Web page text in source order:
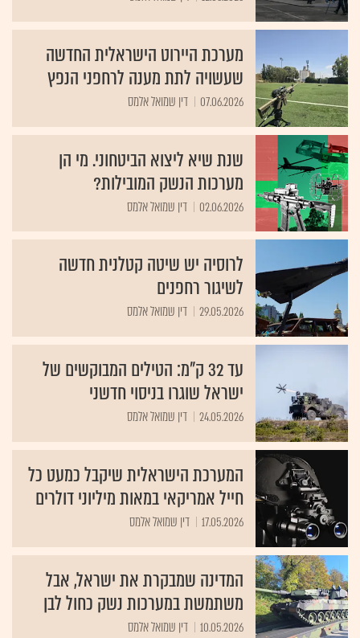
מערכת היירוט הישראלית החדשה
שעשויה לתת מענה לרחפני הנפץ
07.06.2026 דין שמואל אלמס
שנת שיא ליצוא הביטחוני. מי הן
מערכות הנשק המובילות?
02.06.2026 דין שמואל אלמס
לרוסיה יש שיטה קטלנית חדשה
לשיגור רחפנים
29.05.2026 דין שמואל אלמס
עד 32 ק"מ: הטילים המבוקשים של
ישראל שוגרו בניסוי חדשני
24.05.2026 דין שמואל אלמס
המערכת הישראלית שיקבל כמעט כל
חייל אמריקאי במאות מיליוני דולרים
17.05.2026 דין שמואל אלמס
המדינה שמבקרת את ישראל, אבל
משתמשת במערכות נשק כחול לבן
10.05.2026 דין שמואל אלמס